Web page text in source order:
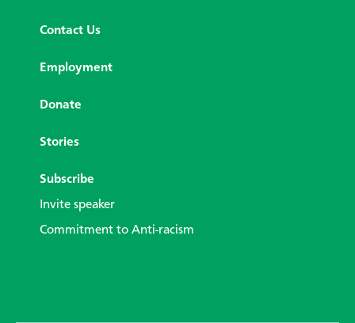
Contact Us
Employment
Donate
Stories
Subscribe
Invite speaker
Commitment to Anti-racism